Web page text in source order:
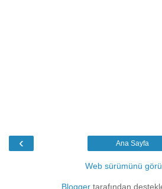
‹ Ana Sayfa
Web sürümünü
Bloggertarafından